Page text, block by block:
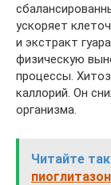
ускоряет
и экстракт
физическую
процессы.
каллорий. Он
организма.
Читайте